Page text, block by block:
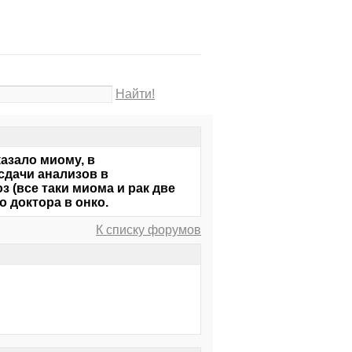
Найти!
миому, в
анализов в
(все таки миома и рак две
доктора в онко.
К списку форумов